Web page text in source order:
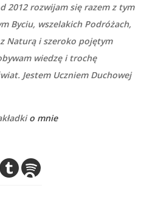
2012 rozwijam się razem z tym
Byciu, wszelakich Podróżach,
Naturą i szeroko pojętym
wiedzę i trochę
Jestem Uczniem Duchowej
o mnie